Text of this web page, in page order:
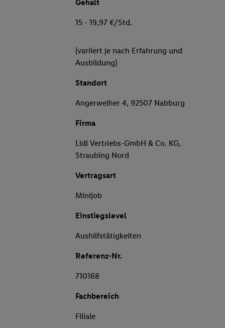
Gehalt
15 - 19,97 €/Std.
(variiert je nach Erfahrung und
Ausbildung)
Standort
Angerweiher 4, 92507 Nabburg
Firma
Lidl Vertriebs-GmbH & Co. KG,
Straubing Nord
Vertragsart
Minijob
Einstiegslevel
Aushilfstätigkeiten
Referenz-Nr.
710168
Fachbereich
Filiale